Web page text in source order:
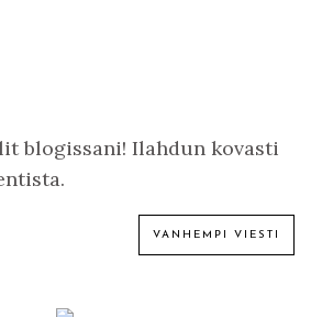
blogissani! Ilahdun kovasti
VANHEMPI VIESTI